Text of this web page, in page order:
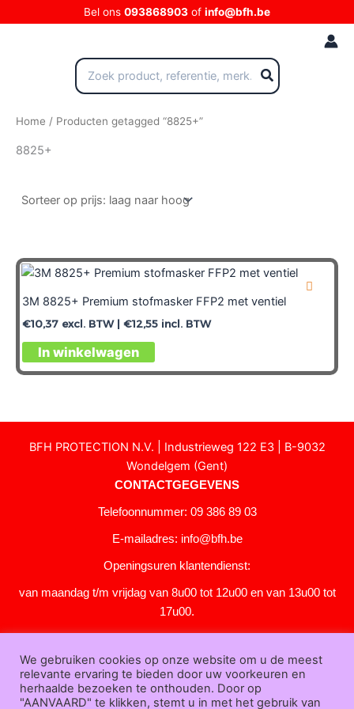
naar
Bel ons 093868903 of info@bfh.be
Zoeken
naar:
Home / Producten getagged “8825+”
8825+
3M 8825+ Premium stofmasker FFP2 met ventiel
€10,37 excl. BTW | €12,55 incl. BTW
In winkelwagen
BFH PROTECTION N.V. | Industrieweg 122 E3 | B-9032
Wondelgem (Gent)
CONTACTGEGEVENS
Telefoonnummer: 09 386 89 03
E-mailadres: info@bfh.be
Openingsuren klantendienst:
van maandag t/m vrijdag van 8u00 tot 12u00 en van 13u00 tot
17u00.
KLANTENSERVICE
Over
ons|Bedrijfsgegevens|F.A.Q.|Bestelprocedure|Betaling|
We gebruiken cookies op onze website om u de meest
relevante ervaring te bieden door uw voorkeuren en
herhaalde bezoeken te onthouden. Door op
"AANVAARD" te klikken, stemt u in met het gebruik van